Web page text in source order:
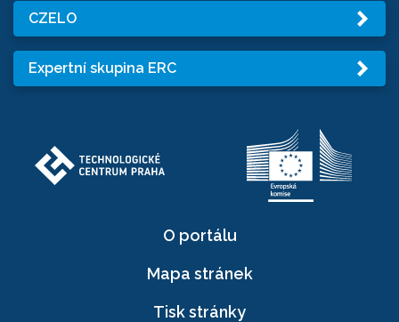
CZELO
Expertní skupina ERC
O portálu
Mapa stránek
Tisk stránky